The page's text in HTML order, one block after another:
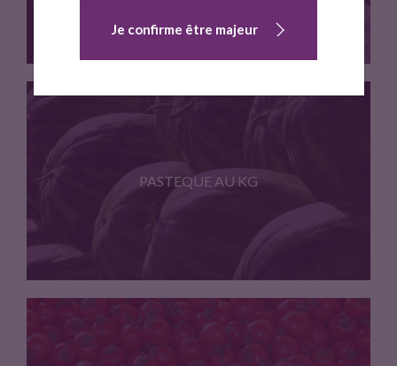
PASTEQUE AU KG
Je confirme être majeur